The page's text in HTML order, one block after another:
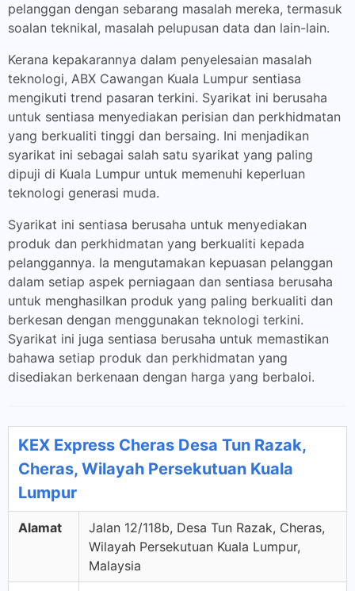
pelanggan dengan sebarang masalah mereka, termasuk
soalan teknikal, masalah pelupusan data dan lain-lain.
Kerana kepakarannya dalam penyelesaian masalah
teknologi, ABX Cawangan Kuala Lumpur sentiasa
mengikuti trend pasaran terkini. Syarikat ini berusaha
untuk sentiasa menyediakan perisian dan perkhidmatan
yang berkualiti tinggi dan bersaing. Ini menjadikan
syarikat ini sebagai salah satu syarikat yang paling
dipuji di Kuala Lumpur untuk memenuhi keperluan
teknologi generasi muda.
Syarikat ini sentiasa berusaha untuk menyediakan
produk dan perkhidmatan yang berkualiti kepada
pelanggannya. Ia mengutamakan kepuasan pelanggan
dalam setiap aspek perniagaan dan sentiasa berusaha
untuk menghasilkan produk yang paling berkualiti dan
berkesan dengan menggunakan teknologi terkini.
Syarikat ini juga sentiasa berusaha untuk memastikan
bahawa setiap produk dan perkhidmatan yang
disediakan berkenaan dengan harga yang berbaloi.
KEX Express Cheras Desa Tun Razak,
Cheras, Wilayah Persekutuan Kuala
Lumpur
Alamat
Jalan 12/118b, Desa Tun Razak, Cheras,
Wilayah Persekutuan Kuala Lumpur,
Malaysia